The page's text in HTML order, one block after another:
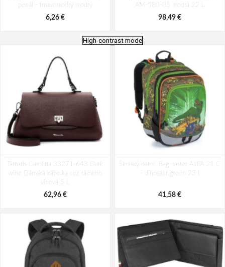
penál - tmavomodrý modrý
6,26 €
AM-580-05 modrá 22 L
98,49 €
Rosé 35 l
49,10 €
AM-581-05 modrá 19 L
94,29 €
High-contrast mode
Tamaris Carolina 33271-643 Dark
wine Dámska kabelka cez rameno
vínová 5 L
62,96 €
Školský batoh Bagmaster ALFA 21 C
- dinosaur green 23 l
41,58 €